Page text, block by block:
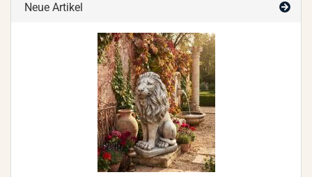
Neue Artikel